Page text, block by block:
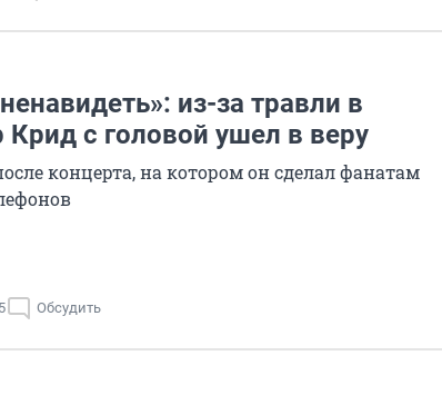
из-за травли в
Крид с головой ушел в веру
концерта, на котором он сделал фанатам
Обсудить